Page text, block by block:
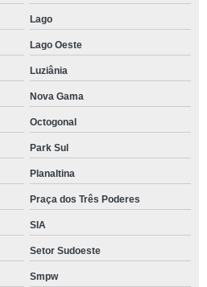
Lago
Lago Oeste
Luziânia
Nova Gama
Octogonal
Park Sul
Planaltina
Praça dos Três Poderes
SIA
Setor Sudoeste
Smpw